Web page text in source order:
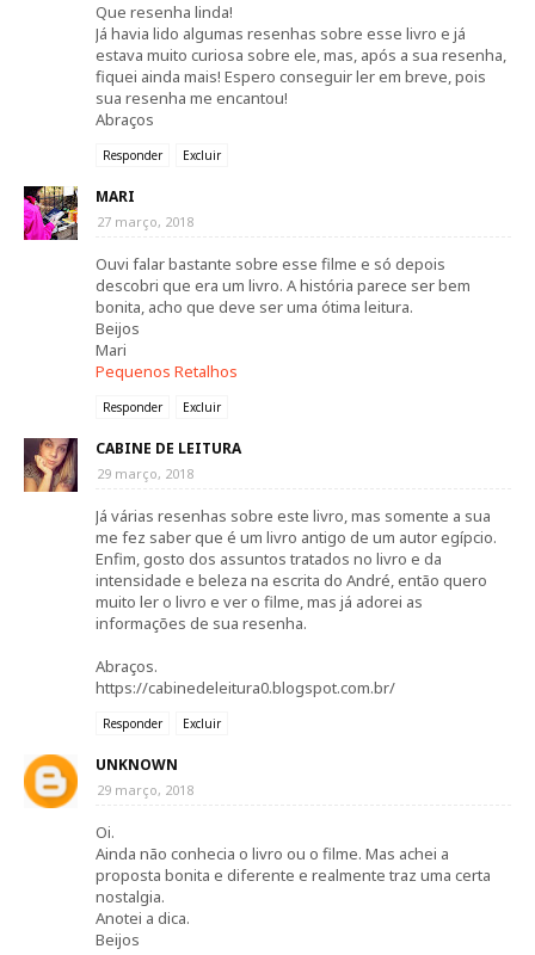
Que resenha linda!
Já havia lido algumas resenhas sobre esse livro e já
estava muito curiosa sobre ele, mas, após a sua resenha,
fiquei ainda mais! Espero conseguir ler em breve, pois
sua resenha me encantou!
Abraços
Responder Excluir
MARI
27 março, 2018
Ouvi falar bastante sobre esse filme e só depois
descobri que era um livro. A história parece ser bem
bonita, acho que deve ser uma ótima leitura.
Beijos
Mari
Pequenos Retalhos
Responder Excluir
CABINE DE LEITURA
29 março, 2018
Já várias resenhas sobre este livro, mas somente a sua
me fez saber que é um livro antigo de um autor egípcio.
Enfim, gosto dos assuntos tratados no livro e da
intensidade e beleza na escrita do André, então quero
muito ler o livro e ver o filme, mas já adorei as
informações de sua resenha.
Abraços.
https://cabinedeleitura0.blogspot.com.br/
Responder Excluir
UNKNOWN
29 março, 2018
Oi.
Ainda não conhecia o livro ou o filme. Mas achei a
proposta bonita e diferente e realmente traz uma certa
nostalgia.
Anotei a dica.
Beijos